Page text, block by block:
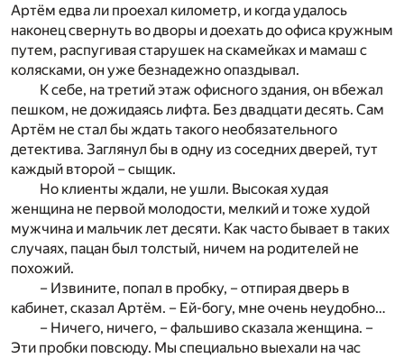
Артём едва ли проехал километр, и когда удалось
наконец свернуть во дворы и доехать до офиса кружным
путем, распугивая старушек на скамейках и мамаш с
колясками, он уже безнадежно опаздывал.
К себе, на третий этаж офисного здания, он вбежал
пешком, не дожидаясь лифта. Без двадцати десять. Сам
Артём не стал бы ждать такого необязательного
детектива. Заглянул бы в одну из соседних дверей, тут
каждый второй – сыщик.
Но клиенты ждали, не ушли. Высокая худая
женщина не первой молодости, мелкий и тоже худой
мужчина и мальчик лет десяти. Как часто бывает в таких
случаях, пацан был толстый, ничем на родителей не
похожий.
– Извините, попал в пробку, – отпирая дверь в
кабинет, сказал Артём. – Ей-богу, мне очень неудобно…
– Ничего, ничего, – фальшиво сказала женщина. –
Эти пробки повсюду. Мы специально выехали на час